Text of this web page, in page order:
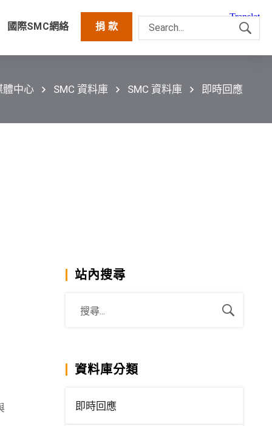
國際SMC網絡 捐 款
體中心 SMC 資料庫 SMC 資料庫 即時回應
站內搜尋
資料庫分類
即時回應